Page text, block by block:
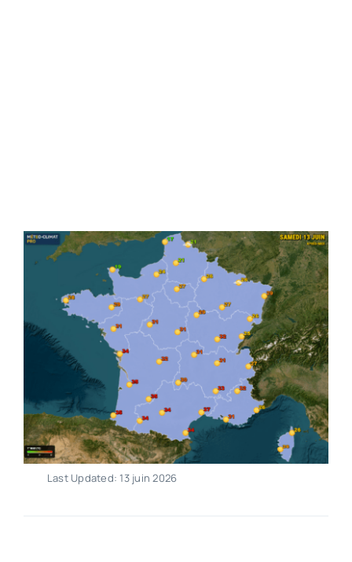
Last Updated: 13 juin 2026